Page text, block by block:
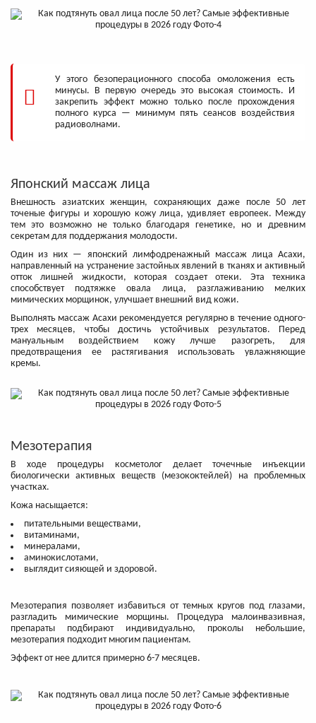
У этого безоперационного способа омоложения есть
минусы. В первую очередь это высокая стоимость. И
закрепить эффект можно только после прохождения
полного курса — минимум пять сеансов воздействия
радиоволнами.
Японский массаж лица
Внешность азиатских женщин, сохраняющих даже после 50 лет
точеные фигуры и хорошую кожу лица, удивляет европеек. Между
тем это возможно не только благодаря генетике, но и древним
секретам для поддержания молодости.
Один из них — японский лимфодренажный массаж лица Асахи,
направленный на устранение застойных явлений в тканях и активный
отток лишней жидкости, которая создает отеки. Эта техника
способствует подтяжке овала лица, разглаживанию мелких
мимических морщинок, улучшает внешний вид кожи.
Выполнять массаж Асахи рекомендуется регулярно в течение одного-
трех месяцев, чтобы достичь устойчивых результатов. Перед
мануальным воздействием кожу лучше разогреть, для
предотвращения ее растягивания использовать увлажняющие
кремы.
Мезотерапия
В ходе процедуры косметолог делает точечные инъекции
биологически активных веществ (мезококтейлей) на проблемных
участках.
Кожа насыщается:
питательными веществами,
витаминами,
минералами,
аминокислотами,
выглядит сияющей и здоровой.
Мезотерапия позволяет избавиться от темных кругов под глазами,
разгладить мимические морщины. Процедура малоинвазивная,
препараты подбирают индивидуально, проколы небольшие,
мезотерапия подходит многим пациентам.
Эффект от нее длится примерно 6-7 месяцев.